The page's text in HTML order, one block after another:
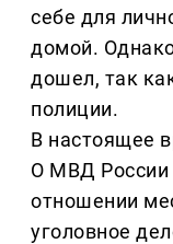
себе для
домой.
дошел, так
полиции.
В настоящее
О МВД России
отношении
уголовное